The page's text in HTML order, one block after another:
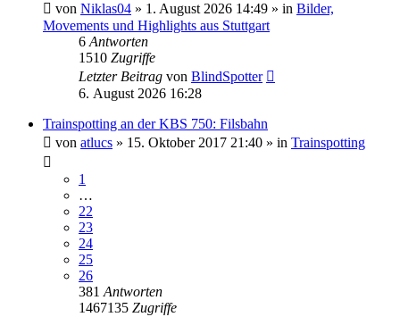
von Niklas04 » 1. August 2026 14:49 » in Bilder,
Movements und Highlights aus Stuttgart
6 Antworten
1510 Zugriffe
Letzter Beitrag von BlindSpotter
6. August 2026 16:28
Trainspotting an der KBS 750: Filsbahn
von atlucs » 15. Oktober 2017 21:40 » in Trainspotting
1
…
22
23
24
25
26
381 Antworten
1467135 Zugriffe